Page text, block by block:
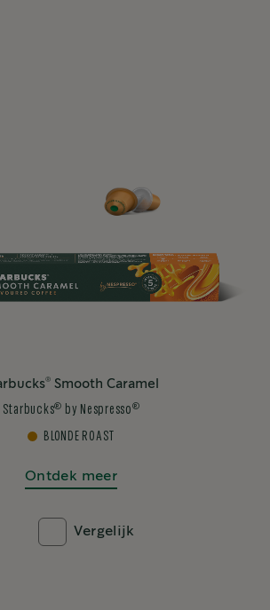
® Smooth Caramel
Starbucks® by Nespresso ®
BLONDE ROAST
Ontdek meer
Vergelijk